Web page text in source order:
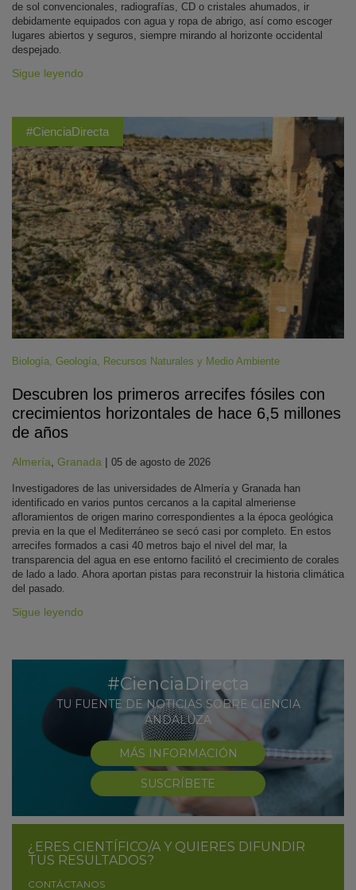
de sol convencionales, radiografías, CD o cristales ahumados, ir
debidamente equipados con agua y ropa de abrigo, así como escoger
lugares abiertos y seguros, siempre mirando al horizonte occidental
despejado.
Sigue leyendo
#CienciaDirecta
Biología, Geología, Recursos Naturales y Medio Ambiente
Descubren los primeros arrecifes fósiles con
crecimientos horizontales de hace 6,5 millones
de años
Almería Granada | 05 de agosto de 2026
Investigadores de las universidades de Almería y Granada han
identificado en varios puntos cercanos a la capital almeriense
afloramientos de origen marino correspondientes a la época geológica
previa en la que el Mediterráneo se secó casi por completo. En estos
arrecifes formados a casi 40 metros bajo el nivel del mar, la
transparencia del agua en ese entorno facilitó el crecimiento de corales
de lado a lado. Ahora aportan pistas para reconstruir la historia climática
del pasado.
Sigue leyendo
#CienciaDirecta
TU FUENTE DE NOTICIAS SOBRE CIENCIA
ANDALUZA
MÁS INFORMACIÓN
SUSCRÍBETE
¿ERES CIENTÍFICO/A Y QUIERES DIFUNDIR
TUS RESULTADOS?
CONTÁCTANOS